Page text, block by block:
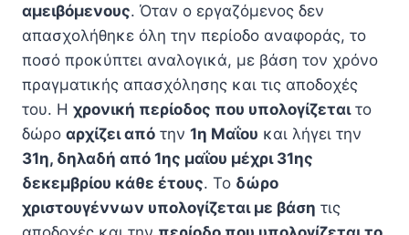
αμειβόμενους. Όταν ο εργαζόμενος δεν
απασχολήθηκε όλη την περίοδο αναφοράς, το
ποσό προκύπτει αναλογικά, με βάση τον χρόνο
πραγματικής απασχόλησης και τις αποδοχές
του. Η χρονική περίοδος που υπολογίζεταιτο
δώρο αρχίζει από την 1η Μαΐου και λήγει την
31η, δηλαδή από 1ης μαΐου μέχρι 31ης
δεκεμβρίου κάθε έτους. Το δώρο
χριστουγέννων υπολογίζεται με βάση τις